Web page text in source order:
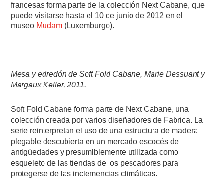
francesas forma parte de la colección Next Cabane, que
puede visitarse hasta el 10 de junio de 2012 en el
museo Mudam (Luxemburgo).
Mesa y edredón de Soft Fold Cabane, Marie Dessuant y
Margaux Keller, 2011.
Soft Fold Cabane forma parte de Next Cabane, una
colección creada por varios diseñadores de Fabrica. La
serie reinterpretan el uso de una estructura de madera
plegable descubierta en un mercado escocés de
antigüedades y presumiblemente utilizada como
esqueleto de las tiendas de los pescadores para
protegerse de las inclemencias climáticas.